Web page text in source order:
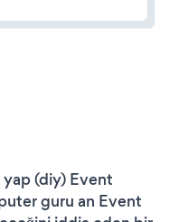
(diy) Event
guru an Event